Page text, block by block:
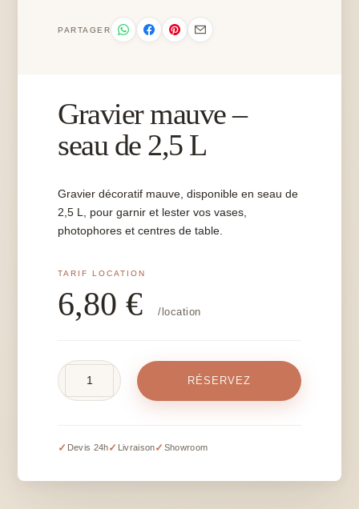
PARTAGER
Gravier mauve –
seau de 2,5 L
Gravier décoratif mauve, disponible en seau de
2,5 L, pour garnir et lester vos vases,
photophores et centres de table.
6,80€ /location
-
de
RÉSERVEZ
✓ Devis 24h✓ Livraison✓ Showroom